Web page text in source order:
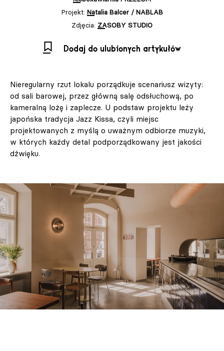
Projekt: Natalia Balcer / NABLAB
Zdjęcia: ZASOBY STUDIO
Dodaj do ulubionych artykułów
Nieregularny rzut lokalu porządkuje scenariusz wizyty:
od sali barowej, przez główną salę odsłuchową, po
kameralną lożę i zaplecze. U podstaw projektu leży
japońska tradycja Jazz Kissa, czyli miejsc
projektowanych z myślą o uważnym odbiorze muzyki,
w których każdy detal podporządkowany jest jakości
dźwięku.